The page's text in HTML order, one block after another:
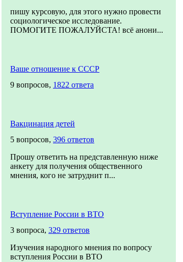
пишу курсовую, для этого нужно провести
социологическое исследование.
ПОМОГИТЕ ПОЖАЛУЙСТА! всё анони...
Ваше отношение к СССР
9 вопросов, 1822 ответа
Вакцинация детей
5 вопросов, 396 ответов
Прошу ответить на представленную ниже
анкету для получения общественного
мнения, кого не затруднит п...
Вступление России в ВТО
3 вопроса, 329 ответов
Изучения народного мнения по вопросу
вступления России в ВТО